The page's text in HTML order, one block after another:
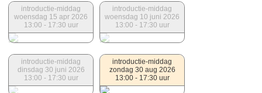
introductie-middag
woensdag 15 apr 2026
13:00 - 17:30 uur
introductie-middag
woensdag 10 juni 2026
13:00 - 17:30 uur
introductie-middag
dinsdag 30 juni 2026
13:00 - 17:30 uur
introductie-middag
zondag 30 aug 2026
13:00 - 17:30 uur